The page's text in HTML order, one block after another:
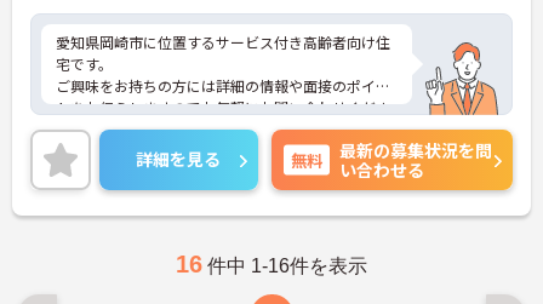
愛知県岡崎市に位置するサービス付き高齢者向け住
宅です。
ご興味をお持ちの方には詳細の情報や面接のポイン
トをお伝えしますのでお気軽にお問い合わせくださ
いませ。
詳細を見る 無料
最新の募集状況を問
い合わせる
16 件中 1-16件を表示